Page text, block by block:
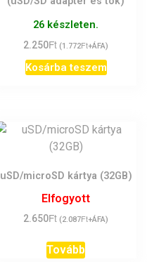
26 készleten.
2.250Ft (1.772Ft+ÁFA)
Kosárba teszem
uSD/microSD kártya (32GB)
Elfogyott
2.650Ft (2.087Ft+ÁFA)
Tovább